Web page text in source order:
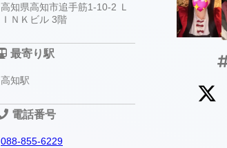
高知県高知市追手筋1-10-2 Ｌ
ＩＮＫビル 3階
最寄り駅
高知駅
電話番号
088-855-6229